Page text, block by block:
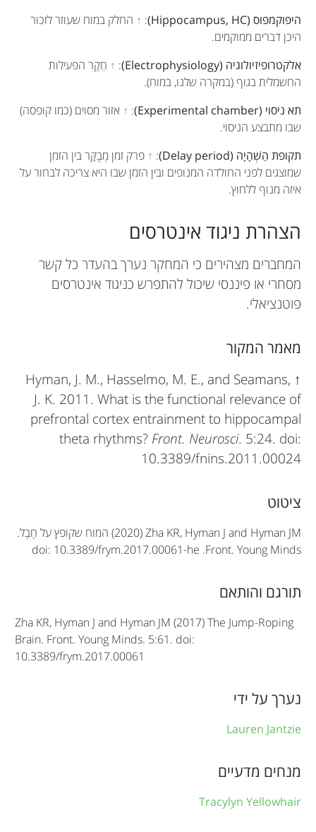
היפוקמפוס (Hippocampus, HC)
:
↑ החלק במוח שעוזר לזכור
היכן דברים ממוקמים.
אלקטרופיזיולוגיה (Electrophysiology)
:
↑ חֵקֶר הפעילות
החשמלית בגוף (במקרה שלנו, במוח).
תא ניסוי (Experimental chamber)
:
↑ אזור מסוים (כמו קופסה)
שבו מתבצע הניסוי.
תקופת הַשְׁהָיָה (Delay period)
:
↑ פרק זמן מְבֻקָּר בין הזמן
שמוצגים לפני החולדה המנופים ובין הזמן שבו היא צריכה לבחור על
איזה מנוף ללחוץ.
הצהרת ניגוד אינטרסים
המחברים מצהירים כי המחקר נערך בהעדר כל קשר
מסחרי או פיננסי שיכול להתפרש כניגוד אינטרסים
פוטנציאלי.
מאמר המקור
↑
Hyman, J. M., Hasselmo, M. E., and Seamans,
J. K. 2011. What is the functional relevance of
prefrontal cortex entrainment to hippocampal
theta rhythms? Front. Neurosci. 5:24. doi:
10.3389/fnins.2011.00024
A
r
t
c
n
f
r
m
ציטוט
(2020) Zha KR, Hyman J and Hyman JMהמוח שקופץ על חֶבֶל.
Front. Young Minds
.
doi: 10.3389/frym.2017.00061-he
תורגם והותאם
Zha KR, Hyman J and Hyman JM (2017) The Jump-Roping
Brain. Front. Young Minds. 5:61. doi:
10.3389/frym.2017.00061
נערך על ידי
Lauren Jantzie
מנחים מדעיים
Tracylyn Yellowhair